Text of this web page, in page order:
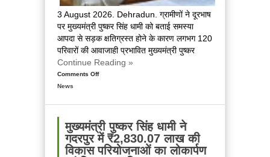
3 August 2026. Dehradun. ग्रामीणों ने दूरभाष
पर मुख्यमंत्री पुष्कर सिंह धामी को बताई समस्या
आपदा से सड़क क्षतिग्रस्त होने के कारण लगभग 120
परिवारों की आवाजाही प्रभावित मुख्यमंत्री पुष्कर
Continue Reading »
Comments Offon
खैनूरी
की
क्षतिग्रस्त
News
मुख्यमंत्री पुष्कर सिंह धामी ने
गदरपुर में ₹2,830.07 लाख की
विकास परियोजनाओं का लोकार्पण